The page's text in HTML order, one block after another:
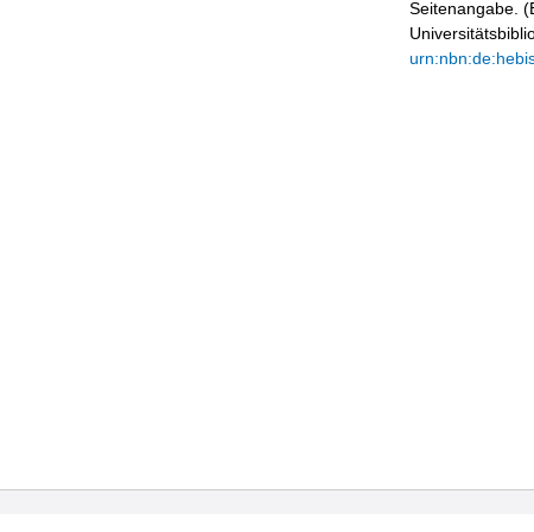
Seitenangabe.